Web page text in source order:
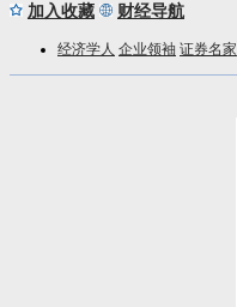
加入收藏 财经导航
经济学人 企业领袖 证券名家